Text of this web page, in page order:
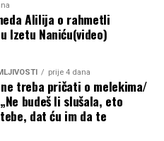
Alilija o rahmetli
Izetu Naniću(video)
prije 4 dana
treba pričati o melekima/
budeš li slušala, eto
dat ću im da te